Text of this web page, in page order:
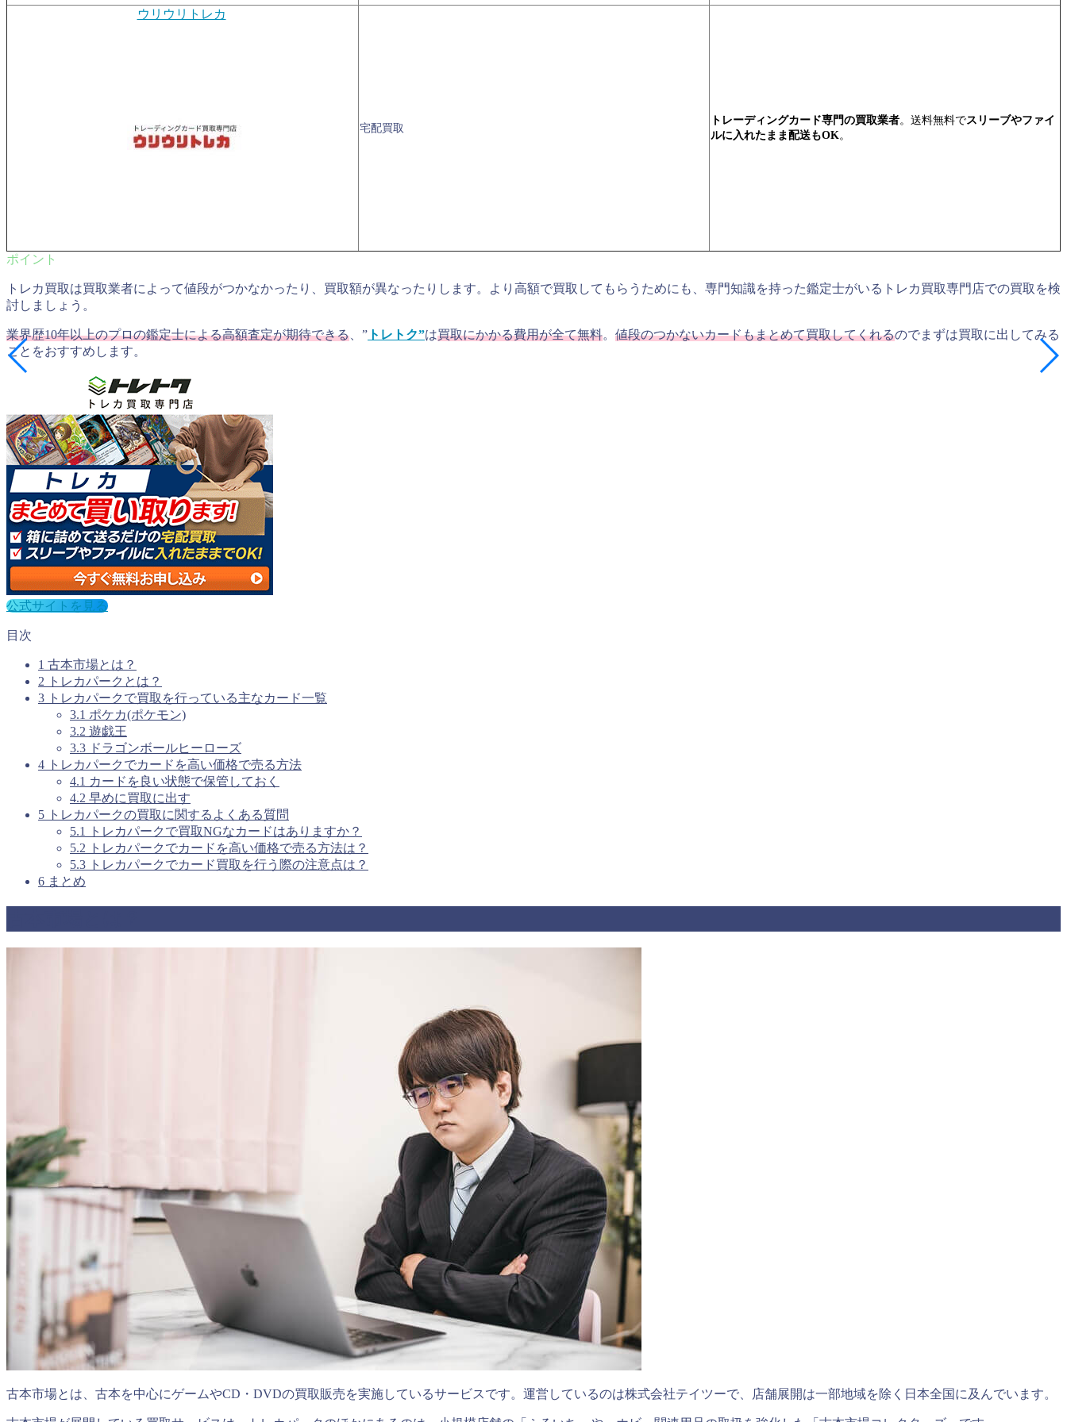
ウリウリトレカ
宅配買取
トレーディングカード専門の買取業者。送料無料でスリーブやファイ
ルに入れたまま配送もOK。
トレカ買取は買取業者によって値段がつかなかったり、買取額が異なったりします。より高額で買取してもらうためにも、専門知識を持った鑑定士がいるトレカ買取専門店での買取を検
討しましょう。
業界歴10年以上のプロの鑑定士による高額査定が期待できる、” トレトク”は買取にかかる費用が全て無料。 値段のつかないカードもまとめて買取してくれるのでまずは買取に出してみる
ことをおすすめします。
公式サイトを見る
目次
1 古本市場とは？
2 トレカパークとは？
3 トレカパークで買取を行っている主なカード一覧
3.1 ポケカ(ポケモン)
3.2 遊戯王
3.3 ドラゴンボールヒーローズ
4 トレカパークでカードを高い価格で売る方法
4.1 カードを良い状態で保管しておく
4.2 早めに買取に出す
5 トレカパークの買取に関するよくある質問
5.1 トレカパークで買取NGなカードはありますか？
5.2 トレカパークでカードを高い価格で売る方法は？
5.3 トレカパークでカード買取を行う際の注意点は？
6 まとめ
古本市場とは、古本を中心にゲームやCD・DVDの買取販売を実施しているサービスです。運営しているのは株式会社テイツーで、店舗展開は一部地域を除く日本全国に及んでいます。